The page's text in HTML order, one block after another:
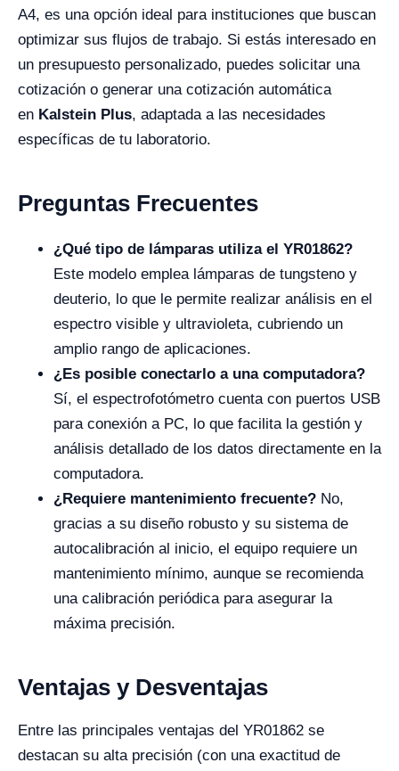
A4, es una opción ideal para instituciones que buscan
optimizar sus flujos de trabajo. Si estás interesado en
un presupuesto personalizado, puedes solicitar una
cotización o generar una cotización automática
en Kalstein Plus, adaptada a las necesidades
específicas de tu laboratorio.
Preguntas Frecuentes
¿Qué tipo de lámparas utiliza el YR01862?
Este modelo emplea lámparas de tungsteno y
deuterio, lo que le permite realizar análisis en el
espectro visible y ultravioleta, cubriendo un
amplio rango de aplicaciones.
¿Es posible conectarlo a una computadora?
Sí, el espectrofotómetro cuenta con puertos USB
para conexión a PC, lo que facilita la gestión y
análisis detallado de los datos directamente en la
computadora.
¿Requiere mantenimiento frecuente? No,
gracias a su diseño robusto y su sistema de
autocalibración al inicio, el equipo requiere un
mantenimiento mínimo, aunque se recomienda
una calibración periódica para asegurar la
máxima precisión.
Ventajas y Desventajas
Entre las principales ventajas del YR01862 se
destacan su alta precisión (con una exactitud de